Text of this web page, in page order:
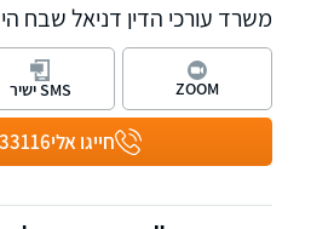
משרד עורכי הדין דניאל שבח
פרטיים בתביעות ביטוח, נזיקין
המשרד מתגאה במחויבותו
המקסימלי האפשרי עבור
שבח, בוגר קורס חובלים וקצין
במשפטים, תואר שני
חייגו אלי
ZOOM SMS ישיר